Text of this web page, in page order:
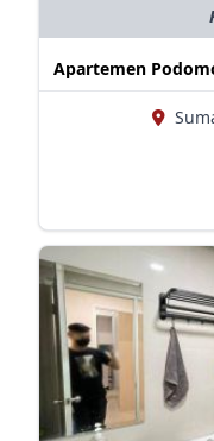
Apartemen